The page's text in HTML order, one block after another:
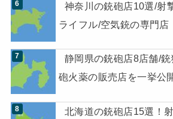
神奈川の銃砲店10選/射
ライフル/空気銃の専門店
静岡県の銃砲店8店舗/
砲火薬の販売店を一挙公
北海道の銃砲店15選！